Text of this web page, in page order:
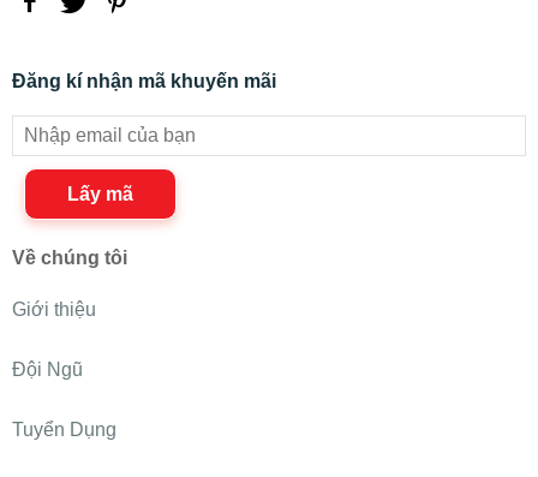
Đăng kí nhận mã khuyến mãi
Lấy mã
Về chúng tôi
Giới thiệu
Đội Ngũ
Tuyển Dụng